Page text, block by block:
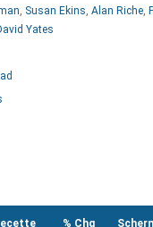
, Susan Ekins, Alan Riche,
Yates
% Chg